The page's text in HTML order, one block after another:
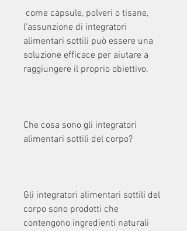
l'assunzione di integratori
alimentari sottili può essere una
soluzione efficace per aiutare a
raggiungere il proprio obiettivo.
Che cosa sono gli integratori
alimentari sottili del corpo?
Gli integratori alimentari sottili del
corpo sono prodotti che
contengono ingredienti naturali